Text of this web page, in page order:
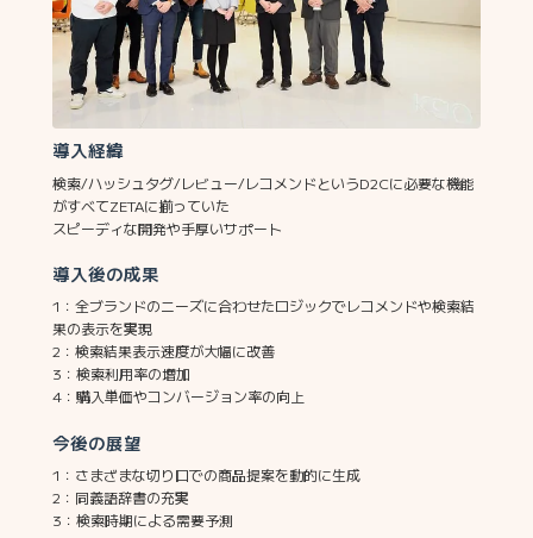
導入経緯
検索/ハッシュタグ/レビュー/レコメンドというD2Cに必要な機能
がすべてZETAに揃っていた
スピーディな開発や手厚いサポート
導入後の成果
1：全ブランドのニーズに合わせたロジックでレコメンドや検索結
果の表示を実現
2：検索結果表示速度が大幅に改善
3：検索利用率の増加
4：購入単価やコンバージョン率の向上
今後の展望
1：さまざまな切り口での商品提案を動的に生成
2：同義語辞書の充実
3：検索時期による需要予測